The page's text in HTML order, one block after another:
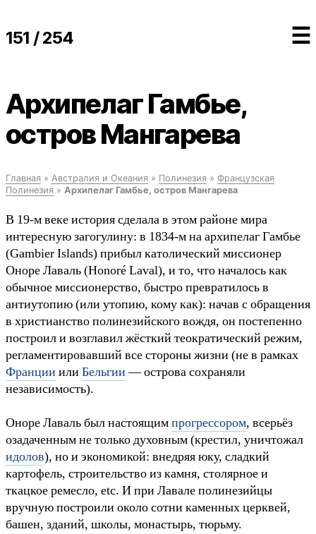
151 / 254 ☰
Архипелаг Гамбье,
остров Мангарева
Главная » Австралия и Океания » Полинезия » Французская
Полинезия » Архипелаг Гамбье, остров Мангарева
В 19-м веке история сделала в этом районе мира
интересную загогулину: в 1834-м на архипелаг Гамбье
(Gambier Islands) прибыл католический миссионер
Оноре Лаваль (Honoré Laval), и то, что началось как
обычное миссионерство, быстро превратилось в
антиутопию (или утопию, кому как): начав с обращения
в христианство полинезийского вождя, он постепенно
построил и возглавил жёсткий теократический режим,
регламентировавший все стороны жизни (не в рамках
Франции или Бельгии— острова сохраняли
независимость).
Оноре Лаваль был настоящимпрогрессором, всерьёз
озадаченным не только духовным (крестил, уничтожал
идолов), но и экономикой: внедряя юку, сладкий
картофель, строительство из камня, столярное и
ткацкое ремесло, etc. И при Лавале полинезийцы
вручную построили около сотни каменных церквей,
башен, зданий, школы, монастырь, тюрьму.